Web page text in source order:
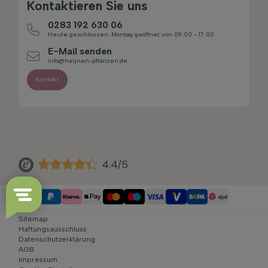
Kontaktieren Sie uns
0283 192 630 06
Heute geschlossen. Montag geöffnet von 09:00 - 17:00
E-Mail senden
info@heijnen-pflanzen.de
Kontakt
4.4/5
Sitemap
Haftungsausschluss
Datenschutzerklärung
AGB
Impressum